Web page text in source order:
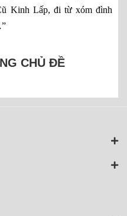
Kinh Lấp, đi từ xóm đình
CHỦ ĐỀ